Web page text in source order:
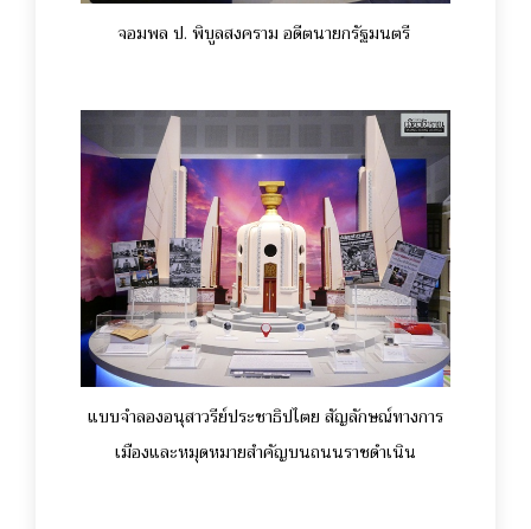
จอมพล ป. พิบูลสงคราม อดีตนายกรัฐมนตรี
แบบจำลองอนุสาวรีย์ประชาธิปไตย สัญลักษณ์ทางการ
เมืองและหมุดหมายสำคัญบนถนนราชดำเนิน